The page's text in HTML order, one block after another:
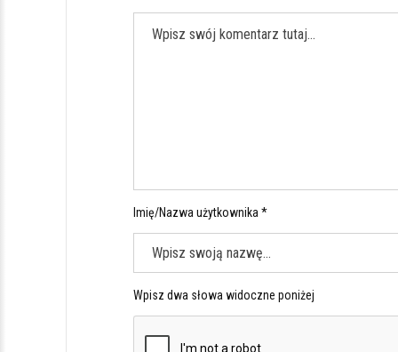
Imię/Nazwa użytkownika *
Wpisz dwa słowa widoczne poniżej